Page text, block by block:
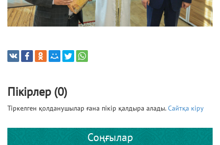
Пікірлер (0)
Тіркелген қолданушылар ғана пікір қалдыра алады.Сайтқа кіру
Соңғылар